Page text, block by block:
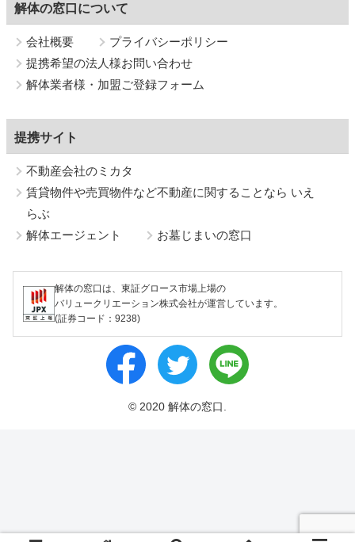
解体の窓口について
会社概要
プライバシーポリシー
提携希望の法人様お問い合わせ
解体業者様・加盟ご登録フォーム
提携サイト
不動産会社のミカタ
賃貸物件や売買物件など不動産に関することなら いえ
らぶ
解体エージェント
お墓じまいの窓口
解体の窓口は、東証グロース市場上場の
バリュークリエーション株式会社が運営しています。
(証券コード：9238)
© 2020 解体の窓口.